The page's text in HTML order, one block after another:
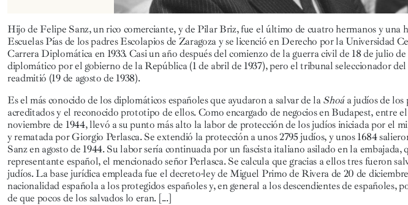
Hijo de Felipe Sanz, un rico comerciante, y de Pilar Briz, fue el último de cuatro hermanos y una
Escuelas Pías de los padres Escolapios de Zaragoza y se licenció en Derecho por la Universidad
Carrera Diplomática en 1933. Casi un año después del comienzo de la guerra civil de 18 de julio
diplomático por el gobierno de la República (1 de abril de 1937), pero el tribunal seleccionador
readmitió (19 de agosto de 1938).
Es el más conocido de los diplomáticos españoles que ayudaron a salvar de laShoáa judíos de los
acreditados y el reconocido prototipo de ellos. Como encargado de negocios en Budapest, entre
noviembre de 1944, llevó a su punto más alto la labor de protección de los judíos iniciada por el
y rematada por Giorgio Perlasca. Se extendió la protección a unos 2795 judíos, y unos 1684
Sanz en agosto de 1944. Su labor sería continuadapor un fascista italiano asilado en la embajada,
representante español, el mencionado señor Perlasca. Se calcula que gracias a ellos tres fueron
judíos. La base jurídica empleada fue el decreto-ley de Miguel Primo de Rivera de 20 de
nacionalidad española a los protegidos españoles y, en general a los descendientes de españoles,
de que pocos de los salvados lo eran. [...]